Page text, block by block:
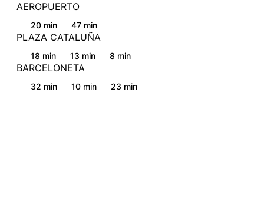
AEROPUERTO
20 min 47 min
PLAZA CATALUÑA
18 min 13 min 8 min
BARCELONETA
32 min 10 min 23 min